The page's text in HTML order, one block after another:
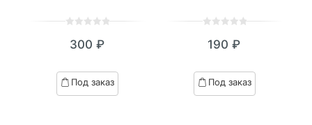
out
based
on
300 ₽
Под заказ
based
on
190 ₽
Под заказ